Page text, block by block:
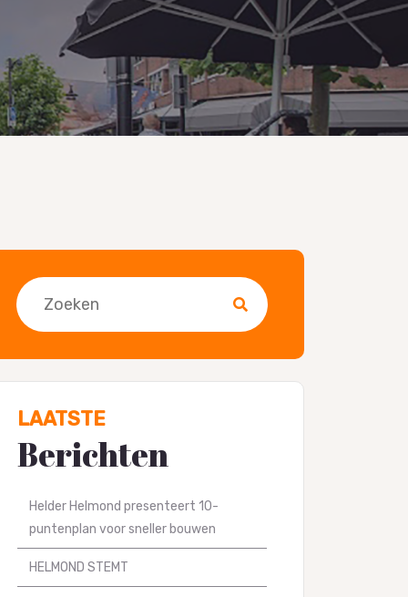
Zoeken
LAATSTE
Berichten
Helder Helmond presenteert 10-
puntenplan voor sneller bouwen
HELMOND STEMT